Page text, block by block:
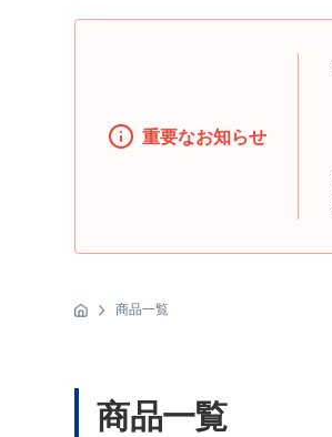
重要なお知らせ
商品一覧
商品一覧